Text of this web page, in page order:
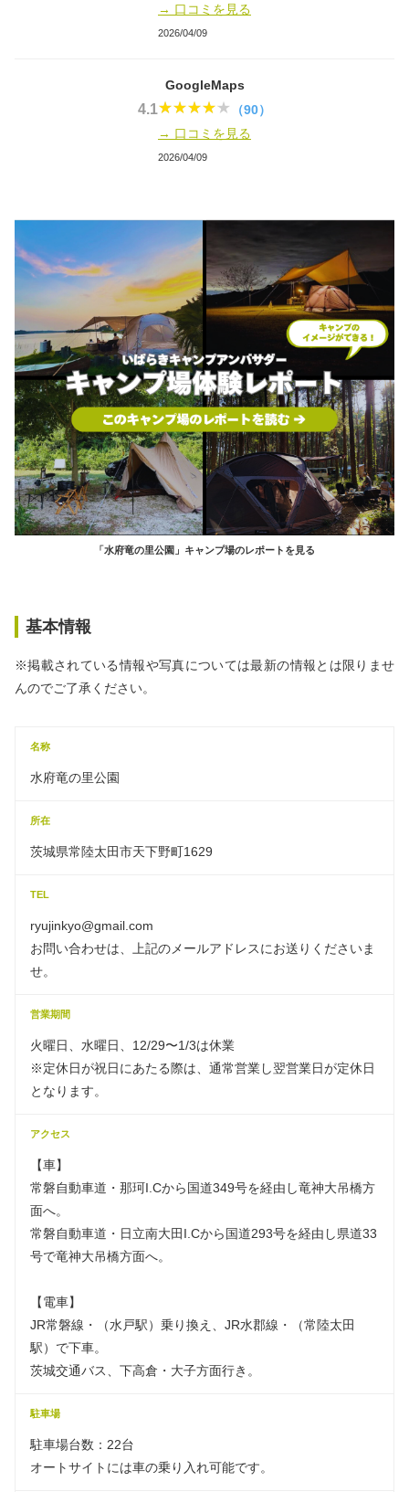
→ 口コミを見る
2026/04/09
GoogleMaps
4.1
（90）
→ 口コミを見る
2026/04/09
「水府竜の里公園」キャンプ場のレポートを見る
基本情報
※掲載されている情報や写真については最新の情報とは限りませ
んのでご了承ください。
名称
水府竜の里公園
所在
茨城県常陸太田市天下野町1629
TEL
ryujinkyo@gmail.com
お問い合わせは、上記のメールアドレスにお送りくださいま
せ。
営業期間
火曜日、水曜日、12/29〜1/3は休業
※定休日が祝日にあたる際は、通常営業し翌営業日が定休日
となります。
アクセス
【車】
常磐自動車道・那珂I.Cから国道349号を経由し竜神大吊橋方
面へ。
常磐自動車道・日立南大田I.Cから国道293号を経由し県道33
号で竜神大吊橋方面へ。
【電車】
JR常磐線・（水戸駅）乗り換え、JR水郡線・（常陸太田
駅）で下車。
茨城交通バス、下高倉・大子方面行き。
駐車場
駐車場台数：22台
オートサイトには車の乗り入れ可能です。